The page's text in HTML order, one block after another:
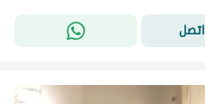
اتصل